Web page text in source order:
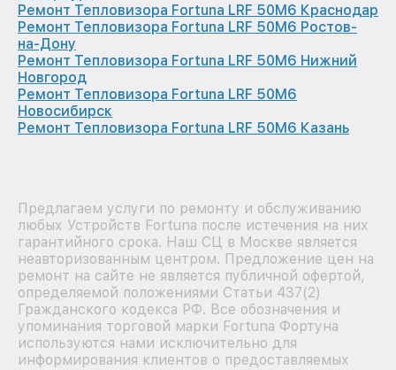
Ремонт Тепловизора Fortuna LRF 50M6 Краснодар
Ремонт Тепловизора Fortuna LRF 50M6 Ростов-
на-Дону
Ремонт Тепловизора Fortuna LRF 50M6 Нижний
Новгород
Ремонт Тепловизора Fortuna LRF 50M6
Новосибирск
Ремонт Тепловизора Fortuna LRF 50M6 Казань
Предлагаем услуги по ремонту и обслуживанию
любых Устройств Fortuna после истечения на них
гарантийного срока. Наш СЦ в Москве является
неавторизованным центром. Предложение цен на
ремонт на сайте не является публичной офертой,
определяемой положениями Статьи 437(2)
Гражданского кодекса РФ. Все обозначения и
упоминания торговой марки Fortuna Фортуна
используются нами исключительно для
информирования клиентов о предоставляемых